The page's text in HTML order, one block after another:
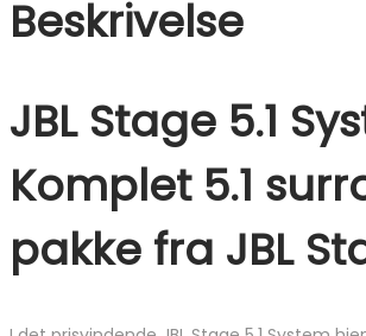
Beskrivelse
JBL Stage 5.1
Komplet 5.1
pakke fra JBL